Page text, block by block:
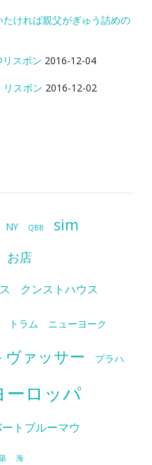
ければ親父がぎゅう詰めの
リスボン 2016-12-04
リスボン 2016-12-02
NY QBB sim
お店
クンストハウス
トラム ニューヨーク
ァッサー プラハ
ーロッパ
トブルーマウ
海